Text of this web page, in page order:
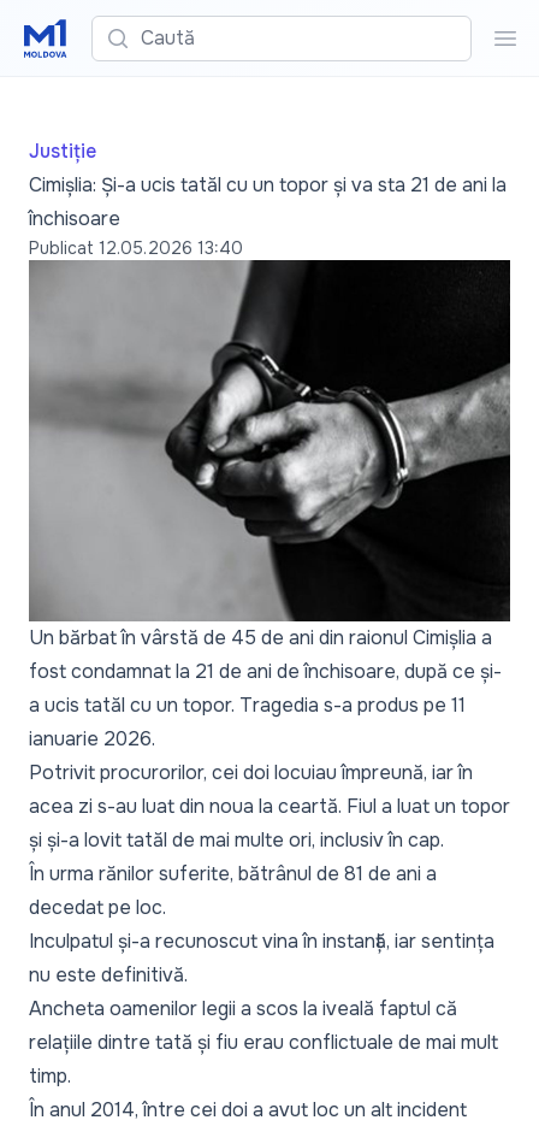
Caută
Justiție
Cimișlia: Și-a ucis tatăl cu un topor și va sta 21 de ani la
închisoare
Publicat 12.05.2026 13:40
Un bărbat în vârstă de 45 de ani din raionul Cimișlia a
fost condamnat la 21 de ani de închisoare, după ce și-
a ucis tatăl cu un topor. Tragedia s-a produs pe 11
ianuarie 2026.
Potrivit procurorilor, cei doi locuiau împreună, iar în
acea zi s-au luat din noua la ceartă. Fiul a luat un topor
și și-a lovit tatăl de mai multe ori, inclusiv în cap.
În urma rănilor suferite, bătrânul de 81 de ani a
decedat pe loc.
Inculpatul și-a recunoscut vina în instanță, iar sentința
nu este definitivă.
Ancheta oamenilor legii a scos la iveală faptul că
relațiile dintre tată și fiu erau conflictuale de mai mult
timp.
În anul 2014, între cei doi a avut loc un alt incident